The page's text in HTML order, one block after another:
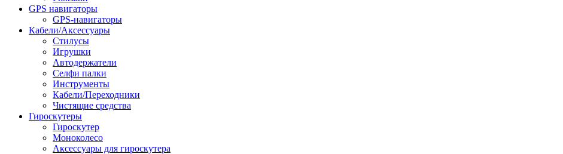
GPS навигаторы
GPS-навигаторы
Кабели/Аксессуары
Стилусы
Игрушки
Автодержатели
Селфи палки
Инструменты
Кабели/Переходники
Чистящие средства
Гироскутеры
Гироскутер
Моноколесо
Аксессуары для гироскутера